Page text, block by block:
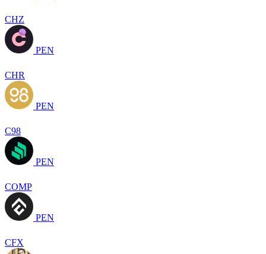
CHZ
PEN
CHR
PEN
C98
PEN
COMP
PEN
CFX